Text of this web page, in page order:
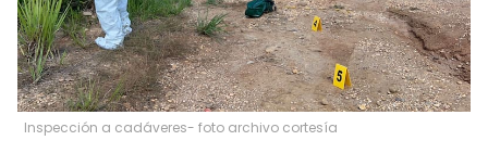
Inspección a cadáveres- foto archivo cortesía